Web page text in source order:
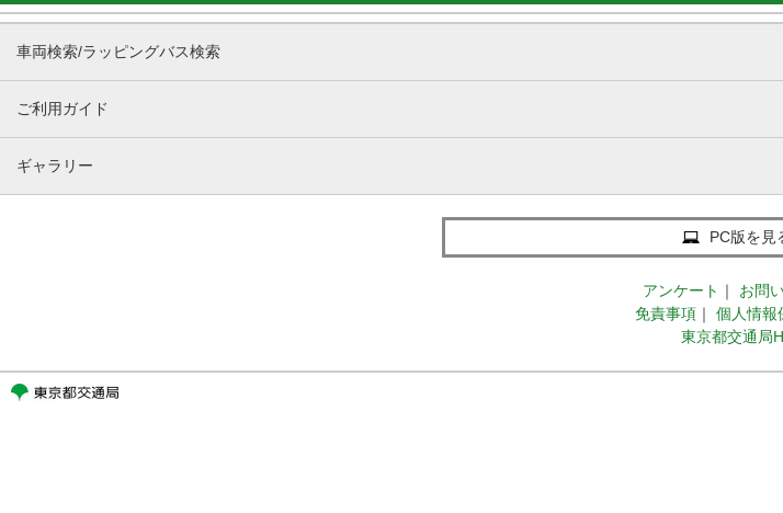
車両検索/ラッピングバス検索
ご利用ガイド
ギャラリー
PC版を見
アンケート ｜
お問
免責事項 ｜
個人情報
東京都交通局